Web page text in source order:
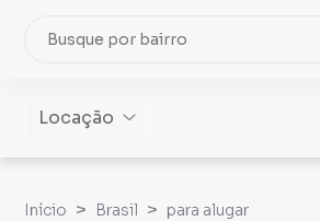
Locação
Início Brasil para alugar